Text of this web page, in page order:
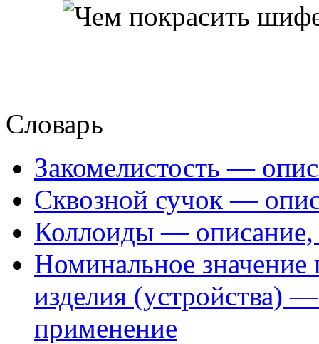
Словарь
Закомелистость —
Сквозной сучок —
Коллоиды — описание,
Номинальное значение
изделия (устройства)
применение